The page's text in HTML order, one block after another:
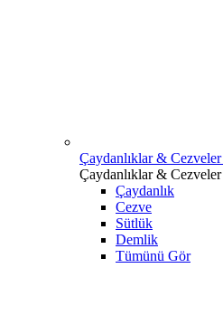
Çaydanlıklar & Cezveler
Çaydanlıklar & Cezveler
Çaydanlık
Cezve
Sütlük
Demlik
Tümünü Gör